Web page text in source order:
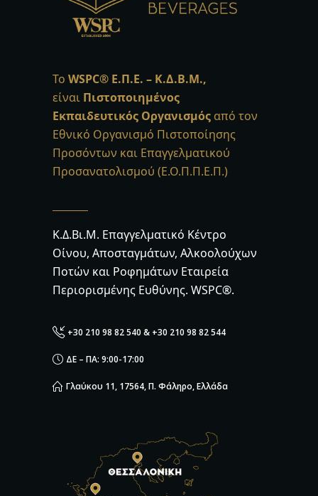
Το WSPC® Ε.Π.Ε. – Κ.Δ.Β.Μ.,
είναι Πιστοποιημένος
Εκπαιδευτικός Οργανισμός από τον
Εθνικό Οργανισμό Πιστοποίησης
Προσόντων και Επαγγελματικού
Προσανατολισμού (Ε.Ο.Π.Π.Ε.Π.)
Κ.Δ.Βι.Μ. Επαγγελματικό Κέντρο
Οίνου, Αποσταγμάτων, Αλκοολούχων
Ποτών και Ροφημάτων Εταιρεία
Περιορισμένης Ευθύνης. WSPC®.
+30 210 98 82 540 & +30 210 98 82 544
ΔΕ – ΠΑ: 9:00-17:00
Γλαύκου 11, 17564, Π. Φάληρο, Ελλάδα